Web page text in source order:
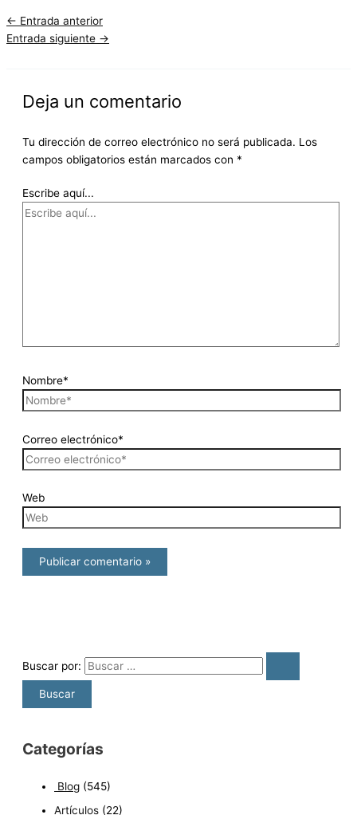
← Entrada anterior
Entrada siguiente →
Deja un comentario
Tu dirección de correo electrónico no será publicada. Los
campos obligatorios están marcados con *
Escribe aquí...
Nombre*
Correo electrónico*
Web
Buscar por:
Categorías
Blog (545)
Artículos (22)